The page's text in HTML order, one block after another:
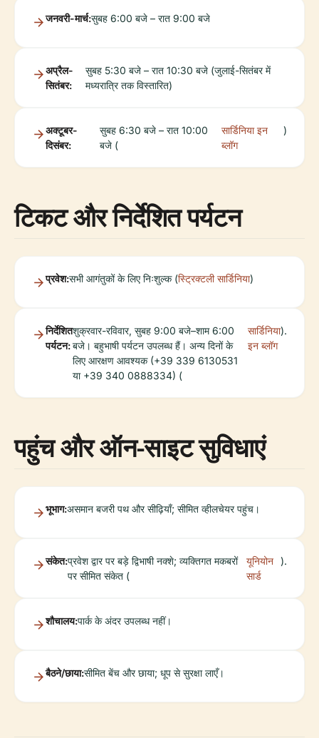
जनवरी-मार्च:सुबह 6:00 बजे – रात 9:00 बजे
अप्रैल-
सितंबर:
सुबह 5:30 बजे – रात 10:30 बजे (जुलाई-सितंबर में
मध्यरात्रि तक विस्तारित)
अक्टूबर-
दिसंबर:
सुबह 6:30 बजे – रात 10:00
बजे (
सार्डिनिया इन
ब्लॉग
)
टिकट और निर्देशित पर्यटन
प्रवेश:सभी आगंतुकों के लिए निःशुल्क (स्ट्रिक्टली सार्डिनिया)
निर्देशित
पर्यटन:
शुक्रवार-रविवार, सुबह 9:00 बजे–शाम 6:00
बजे। बहुभाषी पर्यटन उपलब्ध हैं। अन्य दिनों के
लिए आरक्षण आवश्यक (+39 339 6130531
या +39 340 0888334) (
सार्डिनिया
इन ब्लॉग
).
पहुंच और ऑन-साइट सुविधाएं
भूभाग:असमान बजरी पथ और सीढ़ियाँ; सीमित व्हीलचेयर पहुंच।
संकेत:प्रवेश द्वार पर बड़े द्विभाषी नक्शे; व्यक्तिगत मकबरों
पर सीमित संकेत (
यूनियोन
सार्ड
).
शौचालय:पार्क के अंदर उपलब्ध नहीं।
बैठने/छाया:सीमित बेंच और छाया; धूप से सुरक्षा लाएँ।